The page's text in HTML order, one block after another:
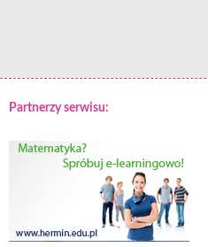
Partnerzy serwisu: